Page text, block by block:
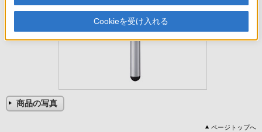
商品の写真
ページトップへ
Cookieを受け入れる